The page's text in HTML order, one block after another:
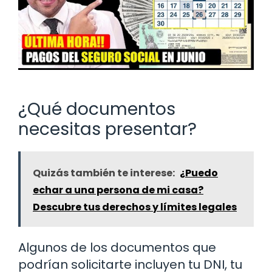
¿Qué documentos
necesitas presentar?
Quizás también te interese: ¿Puedo
echar a una persona de mi casa?
Descubre tus derechos y límites legales
Algunos de los documentos que
podrían solicitarte incluyen tu DNI, tu